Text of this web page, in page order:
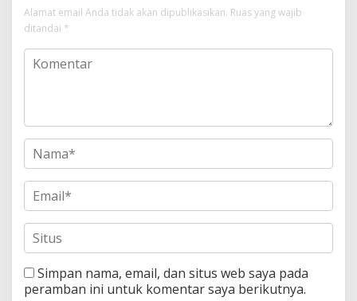
Alamat email Anda tidak akan dipublikasikan. Ruas yang wajib
ditandai *
Simpan nama, email, dan situs web saya pada
peramban ini untuk komentar saya berikutnya.